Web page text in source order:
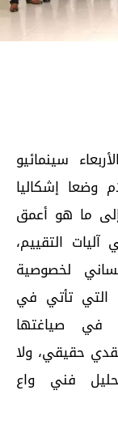
سينمائيو
وضعا إشكاليا
ما هو أعمق
التقييم،
لخصوصية
التي تأتي في
في صياغتها
حقيقي، ولا
فني واع